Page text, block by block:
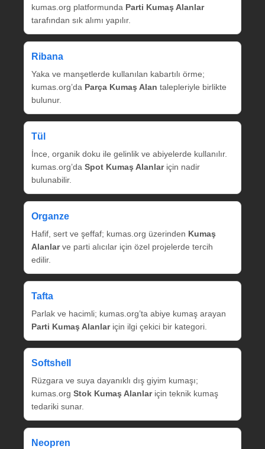
kumas.org platformunda Parti Kumaş Alanlar
tarafından sık alımı yapılır.
Ribana
Yaka ve manşetlerde kullanılan kabartılı örme;
kumas.org’da Parça Kumaş Alan talepleriyle birlikte
bulunur.
Tül
İnce, organik doku ile gelinlik ve abiyelerde kullanılır.
kumas.org’da Spot Kumaş Alanlariçin nadir
bulunabilir.
Organze
Hafif, sert ve şeffaf; kumas.org üzerinden Kumaş
Alanlarve parti alıcılar için özel projelerde tercih
edilir.
Tafta
Parlak ve hacimli; kumas.org’ta abiye kumaş arayan
Parti Kumaş Alanlariçin ilgi çekici bir kategori.
Softshell
Rüzgara ve suya dayanıklı dış giyim kumaşı;
kumas.org Stok Kumaş Alanlariçin teknik kumaş
tedariki sunar.
Neopren